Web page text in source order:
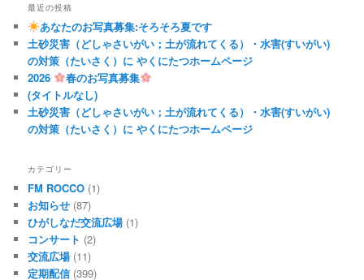
最近の投稿
あなたのお写真募集:そろそろ夏です
土砂災害（どしゃさいがい；土が流れてくる）・水害(すいがい)
の対策（たいさく）に やくにたつホームページ
2026
春のお写真募集
(タイトルなし)
土砂災害（どしゃさいがい；土が流れてくる）・水害(すいがい)
の対策（たいさく）に やくにたつホームページ
カテゴリー
FM ROCCO (1)
お知らせ (87)
ひがしなだ交流広場(1)
コンサート (2)
交流広場(11)
定期配信 (399)